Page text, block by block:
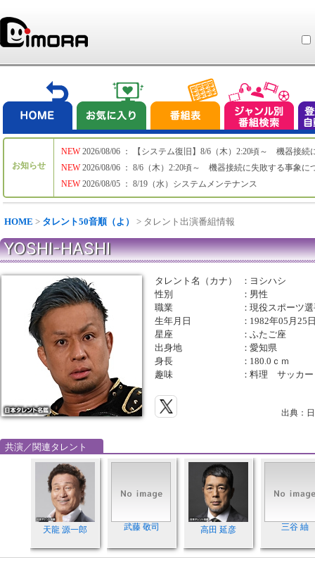
お知らせ
NEW
NEW
NEW
2026/08/06 ： 【システム復旧】8/6（木）2:20頃～ 機器接続
2026/08/06 ： 8/6（木）2:20頃～ 機器接続に失敗する事象に
2026/08/05 ： 8/19（水）システムメンテナンス
HOME > タレント50音順（よ） > タレント出演番組情報
YOSHI-HASHI
タレント名（カナ） ： ヨシハシ
性別
： 男性
職業
：現役スポーツ
生年月日
： 1982年05月25
星座
：ふたご座
出身地
：愛知県
身長
： 180.0ｃｍ
趣味
：料理 サッカー
出典：
共演／関連タレント
天龍 源一郎 武藤 敬司 高田 延彦 三谷 紬